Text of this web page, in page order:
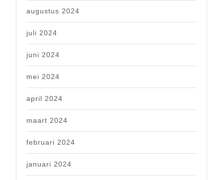
augustus 2024
juli 2024
juni 2024
mei 2024
april 2024
maart 2024
februari 2024
januari 2024